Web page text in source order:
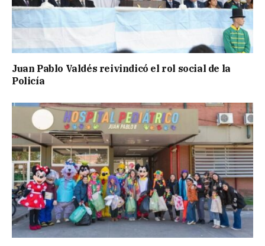
Juan Pablo Valdés reivindicó el rol social de la
Policía